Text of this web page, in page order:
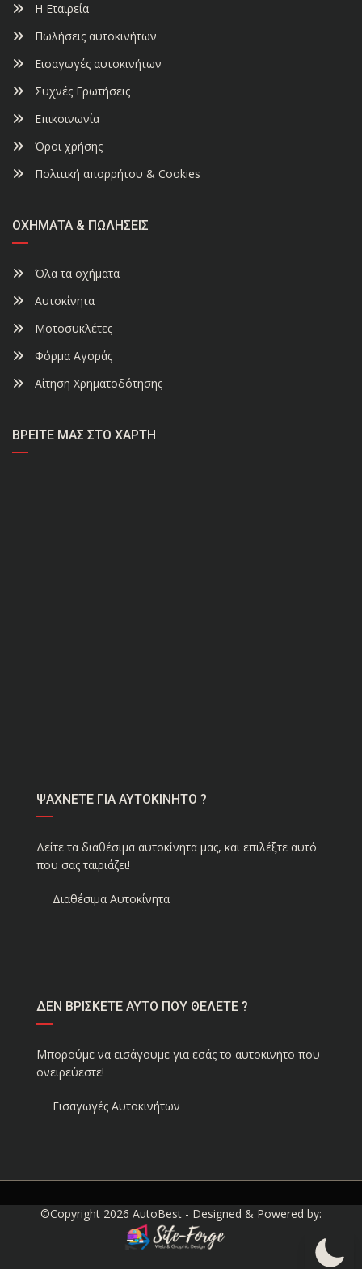
Η Εταιρεία
Πωλήσεις αυτοκινήτων
Εισαγωγές αυτοκινήτων
Συχνές Ερωτήσεις
Επικοινωνία
Όροι χρήσης
Πολιτική απορρήτου & Cookies
ΟΧΉΜΑΤΑ & ΠΩΛΉΣΕΙΣ
Όλα τα οχήματα
Αυτοκίνητα
Μοτοσυκλέτες
Φόρμα Αγοράς
Αίτηση Χρηματοδότησης
ΒΡΕΊΤΕ ΜΑΣ ΣΤΟ ΧΆΡΤΗ
ΨΑΧΝΕΤΕ ΓΙΑ ΑΥΤΟΚΙΝΗΤΟ ?
Δείτε τα διαθέσιμα αυτοκίνητα μας, και επιλέξτε αυτό
που σας ταιριάζει!
Διαθέσιμα Αυτοκίνητα
ΔΕΝ ΒΡΙΣΚΕΤΕ ΑΥΤΟ ΠΟΥ ΘΕΛΕΤΕ ?
Μπορούμε να εισάγουμε για εσάς το αυτοκινήτο που
ονειρεύεστε!
Εισαγωγές Αυτοκινήτων
©Copyright 2026 AutoBest - Designed & Powered by: